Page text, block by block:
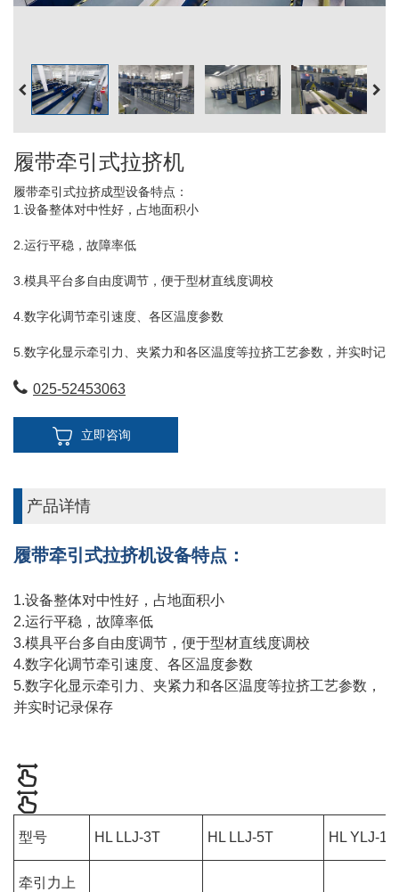
履带牵引式拉挤机
履带牵引式拉挤成型设备特点：
1.设备整体对中性好，占地面积小
2.运行平稳，故障率低
3.模具平台多自由度调节，便于型材直线度调校
4.数字化调节牵引速度、各区温度参数
5.数字化显示牵引力、夹紧力和各区温度等拉挤工艺参数，并实时记
025-52453063
立即咨询
产品详情
履带牵引式拉挤机设备特点：
1.设备整体对中性好，占地面积小
2.运行平稳，故障率低
3.模具平台多自由度调节，便于型材直线度调校
4.数字化调节牵引速度、各区温度参数
5.数字化显示牵引力、夹紧力和各区温度等拉挤工艺参数，
并实时记录保存
型号 HL LLJ-3T HL LLJ-5T HL YLJ-
牵引力上